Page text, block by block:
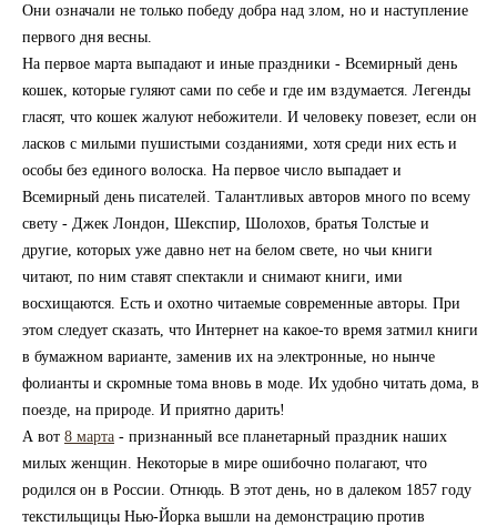
Они означали не только победу добра над злом, но и наступление
первого дня весны.
На первое марта выпадают и иные праздники - Всемирный день
кошек, которые гуляют сами по себе и где им вздумается. Легенды
гласят, что кошек жалуют небожители. И человеку повезет, если он
ласков с милыми пушистыми созданиями, хотя среди них есть и
особы без единого волоска. На первое число выпадает и
Всемирный день писателей. Талантливых авторов много по всему
свету - Джек Лондон, Шекспир, Шолохов, братья Толстые и
другие, которых уже давно нет на белом свете, но чьи книги
читают, по ним ставят спектакли и снимают книги, ими
восхищаются. Есть и охотно читаемые современные авторы. При
этом следует сказать, что Интернет на какое-то время затмил книги
в бумажном варианте, заменив их на электронные, но нынче
фолианты и скромные тома вновь в моде. Их удобно читать дома, в
поезде, на природе. И приятно дарить!
А вот 8 марта - признанный все планетарный праздник наших
милых женщин. Некоторые в мире ошибочно полагают, что
родился он в России. Отнюдь. В этот день, но в далеком 1857 году
текстильщицы Нью-Йорка вышли на демонстрацию против